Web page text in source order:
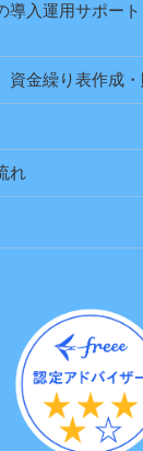
導入運用サポー
資金繰り表作成
れ